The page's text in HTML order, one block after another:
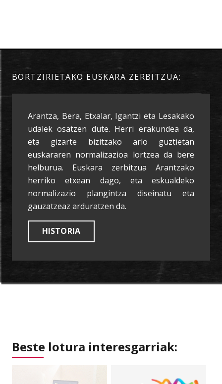
BORTZIRIETAKO EUSKARA ZERBITZUA:
Arantza, Bera, Etxalar, Igantzi eta Lesakako
udalek osatzen dute. Herri erakundea da,
eta gizarte bizitzako arlo guztietan
euskararen normalizazioa lortzea da bere
helburua. Euskara zerbitzua Arantzako
herriko etxean dago, eta eskualdeko
normalizazio plangintza diseinatu eta
gauzatzeaz arduratzen da.
HISTORIA
Beste lotura interesgarriak: